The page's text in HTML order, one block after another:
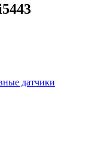
датчики